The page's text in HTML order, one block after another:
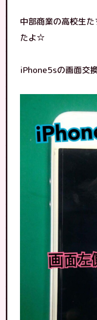
中部商業の高校生
たよ☆
iPhone5sの画面交